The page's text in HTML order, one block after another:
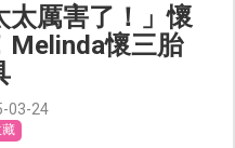
太厲害了！」懷
Melinda懷三胎
03-24